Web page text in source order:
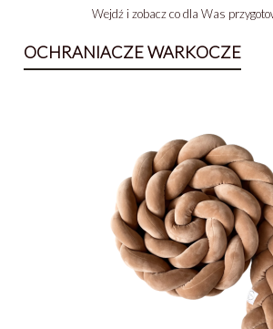
Wejdź i zobacz co dla Was
OCHRANIACZE WARKOCZE